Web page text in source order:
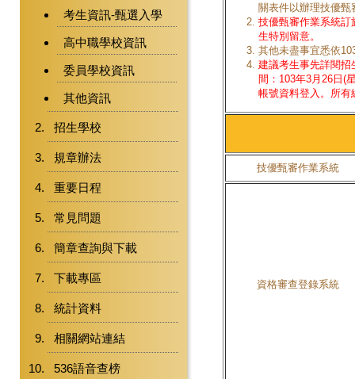
考生資訊-甄選入學
高中職學校資訊
委員學校資訊
其他資訊
招生學校
規章辦法
重要日程
常見問題
簡章查詢與下載
下載專區
統計資料
相關網站連結
536語音查榜
關表件以辦理技優
技優甄審作業系統訂
生特別留意。
其他未盡事宜悉依
建議考生事先詳閱招
間：103年3月26日(
帳號資料登入。所有
技優甄審作業系統
資格審查登錄系統